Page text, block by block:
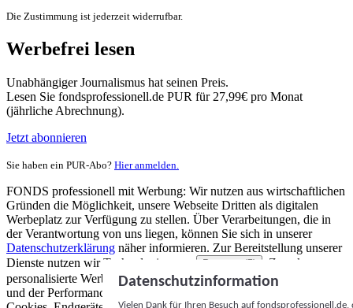
Die Zustimmung ist jederzeit widerrufbar.
Werbefrei lesen
Unabhängiger Journalismus hat seinen Preis.
Lesen Sie fondsprofessionell.de PUR für 27,99€ pro Monat
(jährliche Abrechnung).
Jetzt abonnieren
Sie haben ein PUR-Abo? Hier anmelden.
FONDS professionell mit Werbung: Wir nutzen aus wirtschaftlichen
Gründen die Möglichkeit, unsere Webseite Dritten als digitalen
Werbeplatz zur Verfügung zu stellen. Über Verarbeitungen, die in
der Verantwortung von uns liegen, können Sie sich in unserer
Datenschutzerklärung näher informieren. Zur Bereitstellung unserer
Dienste nutzen wir Technologien von
Partnern (5)
. Zwecke:
personalisierte Werbung und Inhalte, Messung von Werbeleistung
und der Performance von Inhalten sowie Zielgruppenforschung.
Datenschutzinformation
Vielen Dank für Ihren Besuch auf